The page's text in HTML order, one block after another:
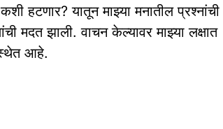
कशी हटणार? यातून माझ्या मनातील प्रश्नांची
मदत झाली. वाचन केल्यावर माझ्या लक्षात
आहे.